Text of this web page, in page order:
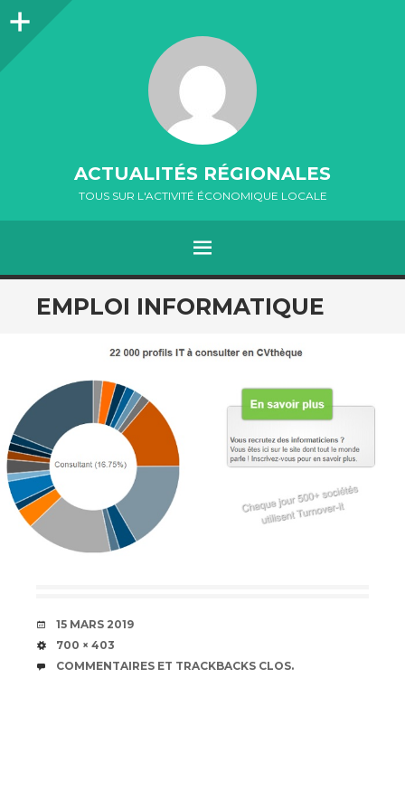
Colonne
ACTUALITÉS RÉGIONALES
TOUS SUR L'ACTIVITÉ ÉCONOMIQUE LOCALE
MENU
ALLER
AU
EMPLOI INFORMATIQUE
DATE
15 MARS 2019
TAILLE
700 × 403
COMMENTAIRES ET TRACKBACKS CLOS.